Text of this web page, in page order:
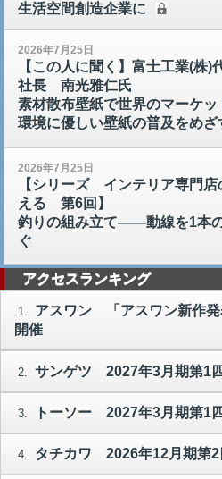
生活空間創造企業に
2026年7月25日
【この人に聞く】富士工業(株)
社長 南光雅仁氏
素材散布壁紙で世界のマーケッ
環境に優しい壁紙の普及をめざ
2026年7月25日
【シリーズ インテリア専門店
える 第6回】
釣りの組み立て――動線を1本
ぐ
アクセスランキング
1.
アスワン 「アスワン新作発
開催
2. サンゲツ 2027年3月期第1
3. トーソー 2027年3月期第1
4. タチカワ 2026年12月期第2